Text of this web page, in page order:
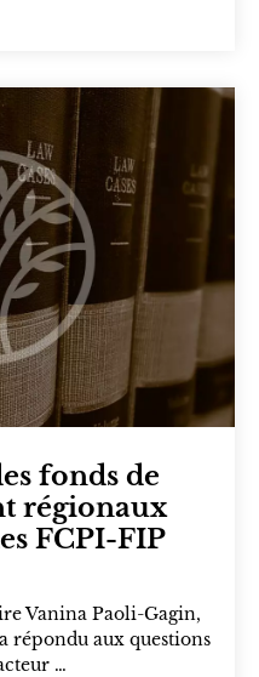
fonds de
régionaux
FCPI-FIP
Vanina Paoli-Gagin,
répondu aux questions
…